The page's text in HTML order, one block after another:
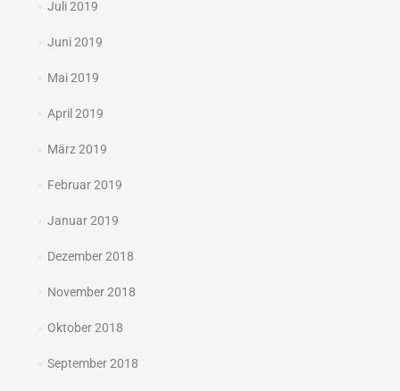
Juli 2019
Juni 2019
Mai 2019
April 2019
März 2019
Februar 2019
Januar 2019
Dezember 2018
November 2018
Oktober 2018
September 2018